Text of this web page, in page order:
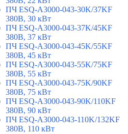
ПЧ ESQ-A3000-043-30K/37KF
380В, 30 кВт
ПЧ ESQ-A3000-043-37K/45KF
380В, 37 кВт
ПЧ ESQ-A3000-043-45K/55KF
380В, 45 кВт
ПЧ ESQ-A3000-043-55K/75KF
380В, 55 кВт
ПЧ ESQ-A3000-043-75K/90KF
380В, 75 кВт
ПЧ ESQ-A3000-043-90K/110KF
380В, 90 кВт
ПЧ ESQ-A3000-043-110K/132KF
380В, 110 кВт